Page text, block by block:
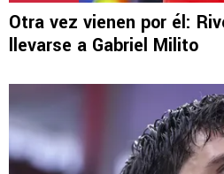
Otra vez vienen por él:
llevarse a Gabriel Milito